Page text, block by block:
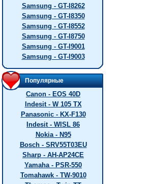
Samsung - GT-I8262
Samsung - GT-I8350
Samsung - GT-I8552
Samsung - GT-I8750
Samsung - GT-I9001
Samsung - GT-I9003
Популярные
Canon - EOS 40D
Indesit - W 105 TX
Panasonic - KX-F130
Indesit - WISL 86
Nokia - N95
Bosch - SRV55T03EU
Sharp - AH-AP24CE
Yamaha - PSR-550
Tomahawk - TW-9010